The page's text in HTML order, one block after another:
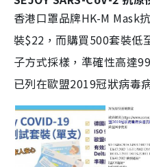
香港口罩品牌HK-M Mask
裝$22，而購買500套裝低
子方式採樣，準確性高達
已列在歐盟2019冠狀病毒